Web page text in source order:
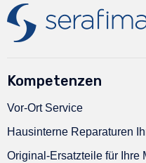
Kompetenzen
Vor-Ort Service
Hausinterne Reparaturen
Original-Ersatzteile für Ihre